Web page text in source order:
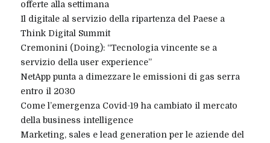
offerte alla settimana
Il digitale al servizio della ripartenza del Paese a
Think Digital Summit
Cremonini (Doing): “Tecnologia vincente se a
servizio della user experience”
NetApp punta a dimezzare le emissioni di gas serra
entro il 2030
Come l’emergenza Covid-19 ha cambiato il mercato
della business intelligence
Marketing, sales e lead generation per le aziende del